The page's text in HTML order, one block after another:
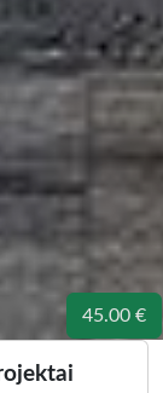
45.00 €